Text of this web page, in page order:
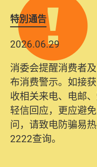
特別通告
2026.06.29
消委会提醒消费者
布消费警示。如接
收相关来电、电邮
轻信回应，更应避
问，请致电防骗易
2222查询。